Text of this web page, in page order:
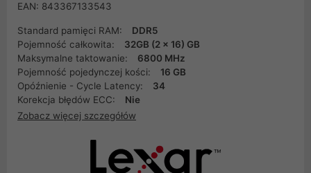
EAN: 843367133543
Standard pamięci RAM:
DDR5
Pojemność całkowita:
32GB (2 x 16) GB
Maksymalne taktowanie:
6800 MHz
Pojemność pojedynczej kości:
16 GB
Opóźnienie - Cycle Latency:
34
Korekcja błędów ECC:
Nie
Zobacz więcej szczegółów